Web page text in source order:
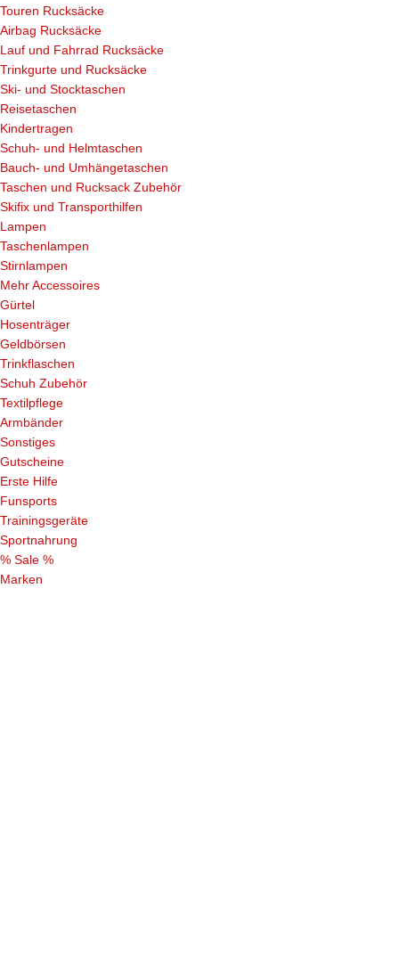
Touren Rucksäcke
Airbag Rucksäcke
Lauf und Fahrrad Rucksäcke
Trinkgurte und Rucksäcke
Ski- und Stocktaschen
Reisetaschen
Kindertragen
Schuh- und Helmtaschen
Bauch- und Umhängetaschen
Taschen und Rucksack Zubehör
Skifix und Transporthilfen
Lampen
Taschenlampen
Stirnlampen
Mehr Accessoires
Gürtel
Hosenträger
Geldbörsen
Trinkflaschen
Schuh Zubehör
Textilpflege
Armbänder
Sonstiges
Gutscheine
Erste Hilfe
Funsports
Trainingsgeräte
Sportnahrung
% Sale %
Marken